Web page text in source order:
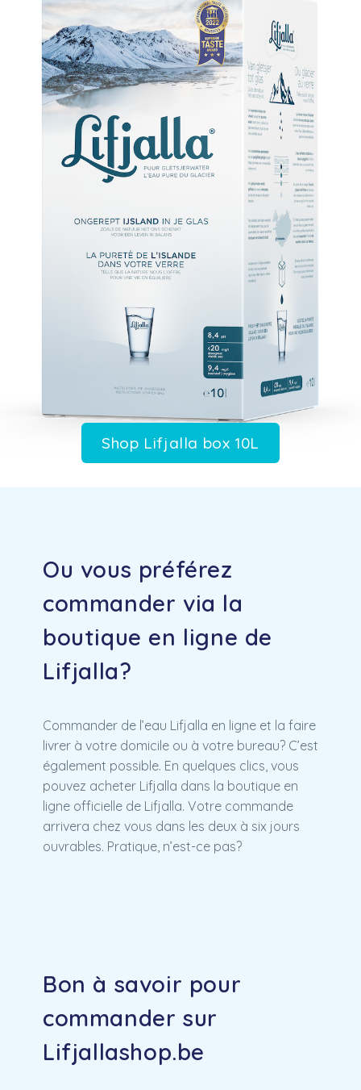
Shop Lifjalla box 10L
Ou vous préférez
commander via la
boutique en ligne de
Lifjalla?
Commander de l’eau Lifjalla en ligne et la faire
livrer à votre domicile ou à votre bureau? C’est
également possible. En quelques clics, vous
pouvez acheter Lifjalla dans la boutique en
ligne officielle de Lifjalla. Votre commande
arrivera chez vous dans les deux à six jours
ouvrables. Pratique, n’est-ce pas?
Bon à savoir pour
commander sur
Lifjallashop.be